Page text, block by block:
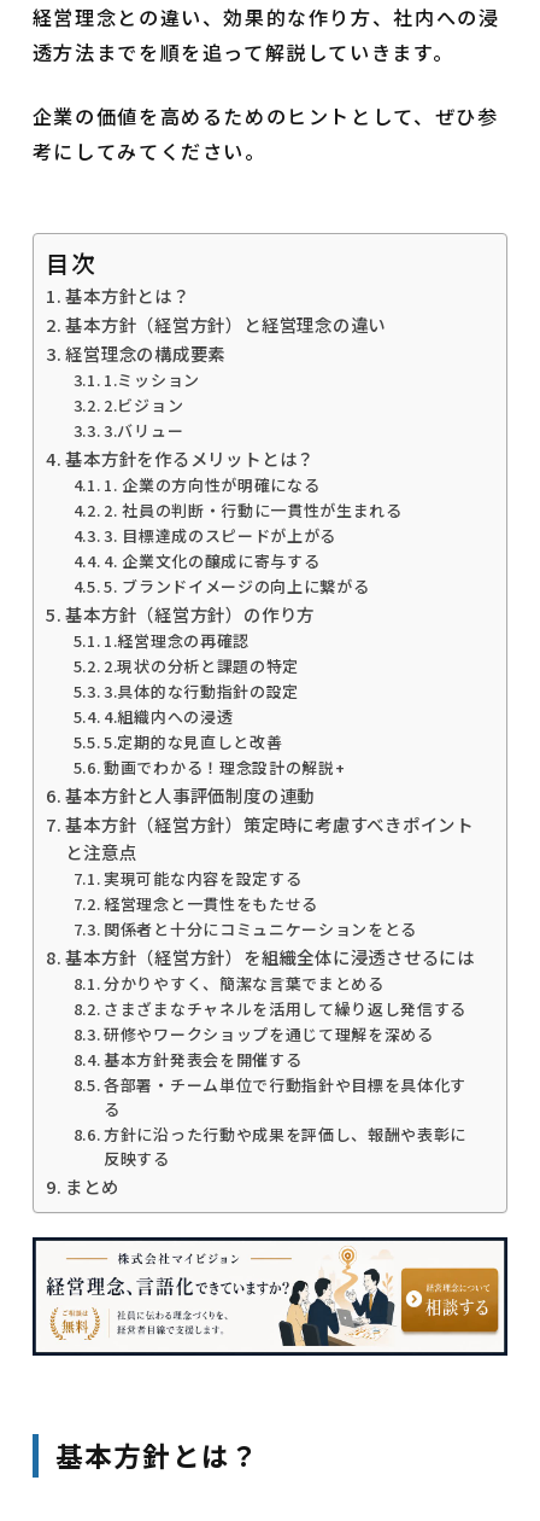
経営理念との違い、効果的な作り方、社内への浸
透方法までを順を追って解説していきます。
企業の価値を高めるためのヒントとして、ぜひ参
考にしてみてください。
目次
基本方針とは？
基本方針（経営方針）と経営理念の違い
経営理念の構成要素
1.ミッション
2.ビジョン
3.バリュー
基本方針を作るメリットとは？
1. 企業の方向性が明確になる
2. 社員の判断・行動に一貫性が生まれる
3. 目標達成のスピードが上がる
4. 企業文化の醸成に寄与する
5. ブランドイメージの向上に繋がる
基本方針（経営方針）の作り方
1.経営理念の再確認
2.現状の分析と課題の特定
3.具体的な行動指針の設定
4.組織内への浸透
5.定期的な見直しと改善
動画でわかる！理念設計の解説+
基本方針と人事評価制度の連動
基本方針（経営方針）策定時に考慮すべきポイント
と注意点
実現可能な内容を設定する
経営理念と一貫性をもたせる
関係者と十分にコミュニケーションをとる
基本方針（経営方針）を組織全体に浸透させるには
分かりやすく、簡潔な言葉でまとめる
さまざまなチャネルを活用して繰り返し発信する
研修やワークショップを通じて理解を深める
基本方針発表会を開催する
各部署・チーム単位で行動指針や目標を具体化す
る
方針に沿った行動や成果を評価し、報酬や表彰に
反映する
まとめ
基本方針とは？